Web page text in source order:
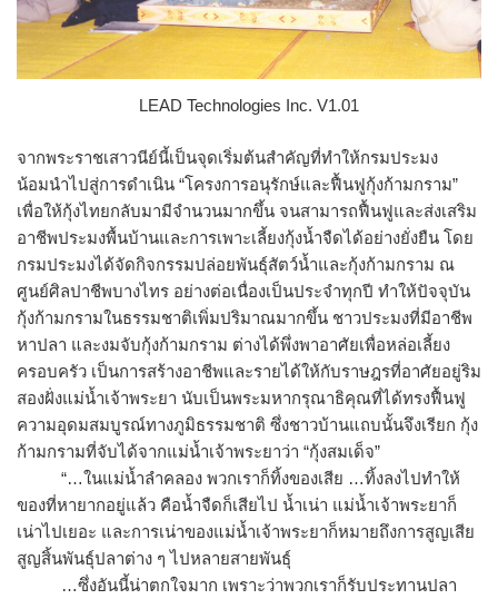
LEAD Technologies Inc. V1.01
จากพระราชเสาวนีย์นี้เป็นจุดเริ่มต้นสำคัญที่ทำให้กรมประมง
น้อมนำไปสู่การดำเนิน “โครงการอนุรักษ์และฟื้นฟูกุ้งก้ามกราม”
เพื่อให้กุ้งไทยกลับมามีจำนวนมากขึ้น จนสามารถฟื้นฟูและส่งเสริม
อาชีพประมงพื้นบ้านและการเพาะเลี้ยงกุ้งน้ำจืดได้อย่างยั่งยืน โดย
กรมประมงได้จัดกิจกรรมปล่อยพันธุ์สัตว์น้ำและกุ้งก้ามกราม ณ
ศูนย์ศิลปาชีพบางไทร อย่างต่อเนื่องเป็นประจำทุกปี ทำให้ปัจจุบัน
กุ้งก้ามกรามในธรรมชาติเพิ่มปริมาณมากขึ้น ชาวประมงที่มีอาชีพ
หาปลา และงมจับกุ้งก้ามกราม ต่างได้พึ่งพาอาศัยเพื่อหล่อเลี้ยง
ครอบครัว เป็นการสร้างอาชีพและรายได้ให้กับราษฎรที่อาศัยอยู่ริม
สองฝั่งแม่น้ำเจ้าพระยา นับเป็นพระมหากรุณาธิคุณที่ได้ทรงฟื้นฟู
ความอุดมสมบูรณ์ทางภูมิธรรมชาติ ซึ่งชาวบ้านแถบนั้นจึงเรียก กุ้ง
ก้ามกรามที่จับได้จากแม่น้ำเจ้าพระยาว่า “กุ้งสมเด็จ”
“…ในแม่น้ำลำคลอง พวกเราก็ทิ้งของเสีย …ทิ้งลงไปทำให้
ของที่หายากอยู่แล้ว คือน้ำจืดก็เสียไป น้ำเน่า แม่น้ำเจ้าพระยาก็
เน่าไปเยอะ และการเน่าของแม่น้ำเจ้าพระยาก็หมายถึงการสูญเสีย
สูญสิ้นพันธุ์ปลาต่าง ๆ ไปหลายสายพันธุ์
…ซึ่งอันนี้น่าตกใจมาก เพราะว่าพวกเราก็รับประทานปลา